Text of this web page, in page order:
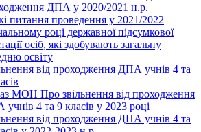
ДПА у 2020/2021 н.р.
питання проведення у 2021/2022
році державної підсумкової
осіб, які здобувають загальну
освіту
від проходження ДПА учнів 4 та
МОН Про звільнення від проходження
4 та 9 класів у 2023 році
від проходження ДПА учнів 4 та